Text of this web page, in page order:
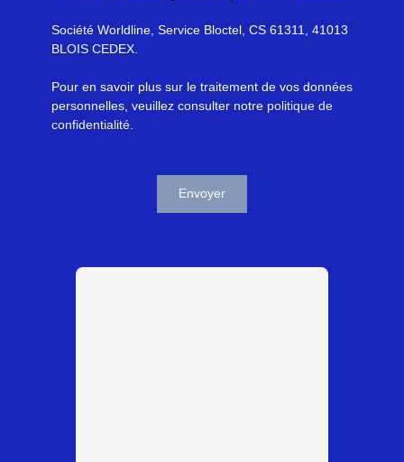
Société Worldline, Service Bloctel, CS 61311, 41013
BLOIS CEDEX.
Pour en savoir plus sur le traitement de vos données
personnelles, veuillez consulter notre politique de
confidentialité
Envoyer